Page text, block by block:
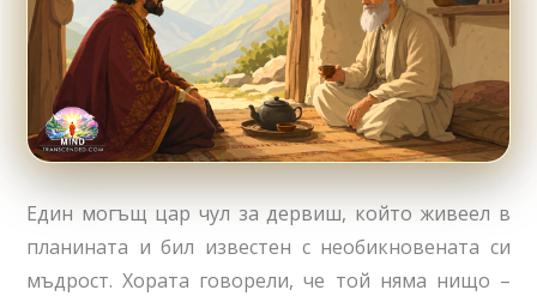
Един могъщ цар чул за дервиш, който живеел в
планината и бил известен с необикновената си
мъдрост. Хората говорели, че той няма нищо –